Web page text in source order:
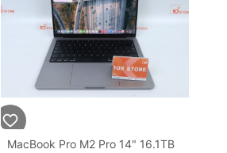
MacBook Pro M2 Pro 14" 16.1TB